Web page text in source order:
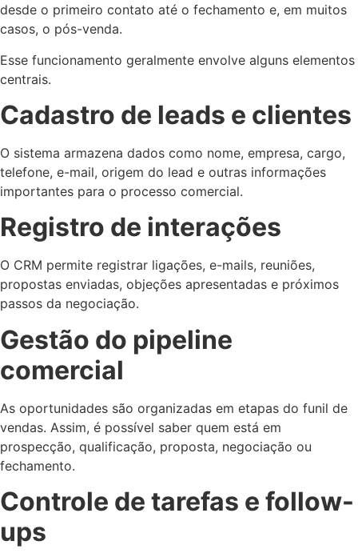
desde o primeiro contato até o fechamento e, em muitos
casos, o pós-venda.
Esse funcionamento geralmente envolve alguns elementos
centrais.
Cadastro de leads e clientes
O sistema armazena dados como nome, empresa, cargo,
telefone, e-mail, origem do lead e outras informações
importantes para o processo comercial.
Registro de interações
O CRM permite registrar ligações, e-mails, reuniões,
propostas enviadas, objeções apresentadas e próximos
passos da negociação.
Gestão do pipeline
comercial
As oportunidades são organizadas em etapas do funil de
vendas. Assim, é possível saber quem está em
prospecção, qualificação, proposta, negociação ou
fechamento.
Controle de tarefas e follow-
ups